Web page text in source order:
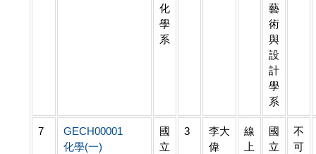
化
學
系
藝
術
與
設
計
學
系
7
GECH00001
化學(一)
國
立
3
李大
偉
線
上
國
立
不
可